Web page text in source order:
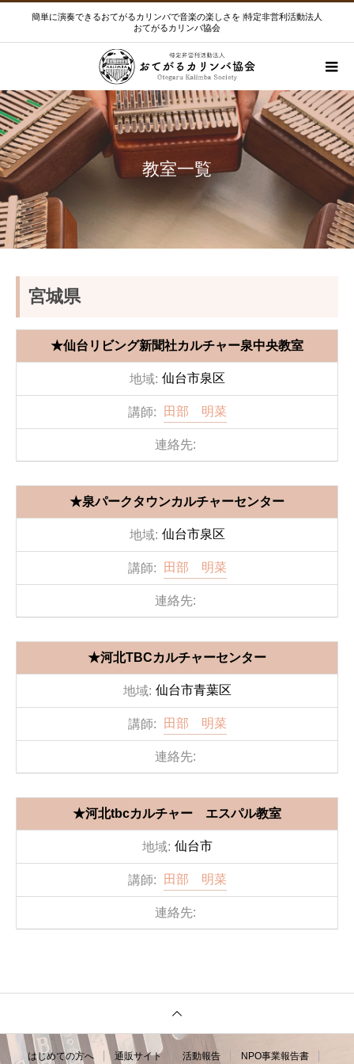
簡単に演奏できるおてがるカリンバで音楽の楽しさを |特定非営利活動法人
おてがるカリンバ協会
教室一覧
宮城県
仙台市泉区
★仙台リビング新聞社カルチャー泉中央教室
田部 明菜
仙台市泉区
★泉パークタウンカルチャーセンター
田部 明菜
仙台市青葉区
★河北TBCカルチャーセンター
田部 明菜
仙台市
★河北tbcカルチャー エスパル教室
田部 明菜
はじめての方へ 通販サイト 活動報告 NPO事業報告書